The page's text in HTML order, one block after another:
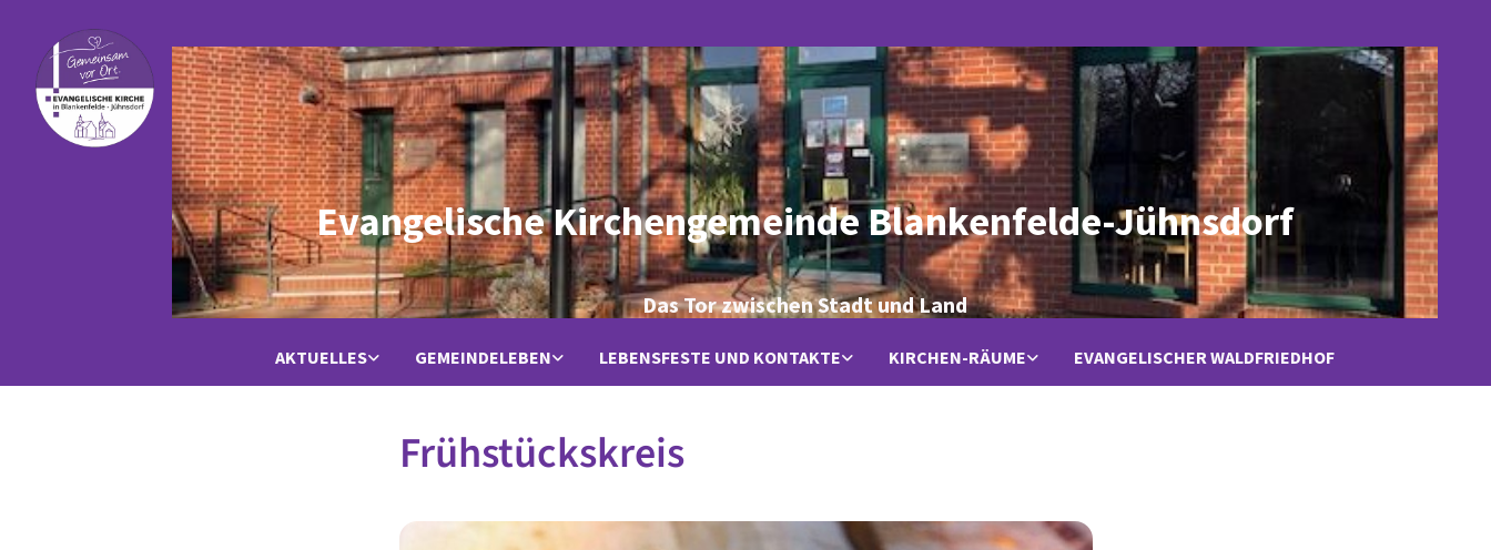
Evangelische Kirchengemeinde Blankenfelde-Jühnsdorf
Das Tor zwischen Stadt und Land
AKTUELLES GEMEINDELEBEN LEBENSFESTE UND KONTAKTE KIRCHEN-RÄUME EVANGELISCHER WALDFRIEDHOF
Frühstückskreis